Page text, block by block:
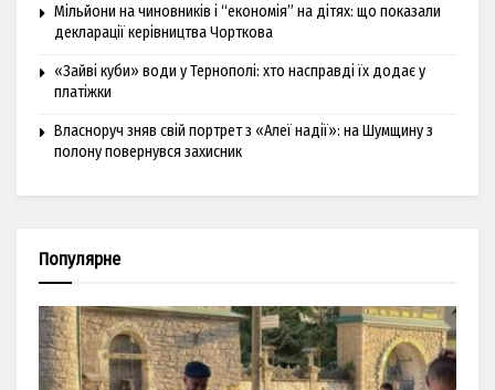
Мільйони на чиновників і “економія” на дітях: що показали
декларації керівництва Чорткова
«Зайві куби» води у Тернополі: хто насправді їх додає у
платіжки
Власноруч зняв свій портрет з «Алеї надії»: на Шумщину з
полону повернувся захисник
Популярне